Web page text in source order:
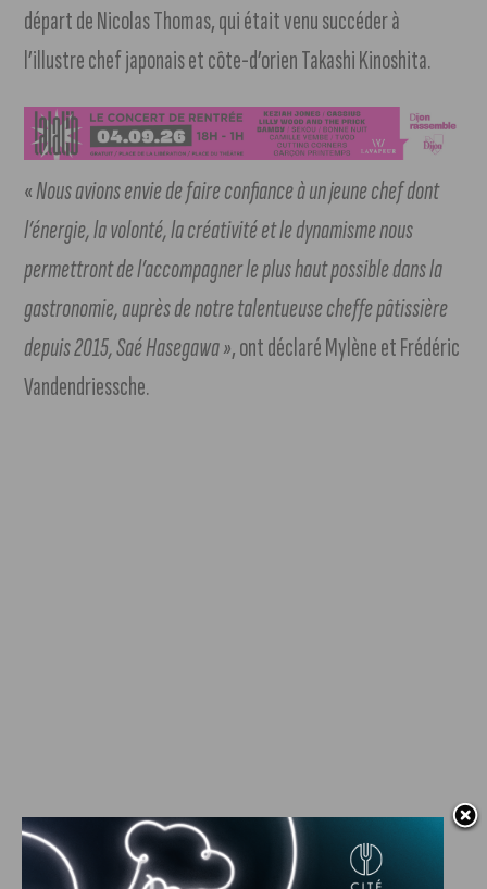
départ de Nicolas Thomas, qui était venu succéder à
l’illustre chef japonais et côte-d’orien Takashi Kinoshita.
«Nous avions envie de faire confiance à un jeune chef dont
l’énergie, la volonté, la créativité et le dynamisme nous
permettront de l’accompagner le plus haut possible dans la
gastronomie, auprès de notre talentueuse cheffe pâtissière
depuis 2015, Saé Hasegawa », ont déclaré Mylène et Frédéric
Vandendriessche.